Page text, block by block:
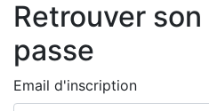
Retrouver
passe
Email d'inscription